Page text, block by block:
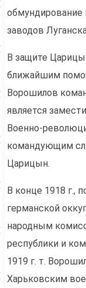
обмундирование
заводов
В защите
ближайшим
Ворошилов
является
Военно-
командующим
Царицын.
В конце 1918 г.,
германской
народным
республики и
1919 г. т.
Харьковским